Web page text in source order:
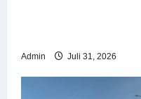
Admin Juli 31, 2026